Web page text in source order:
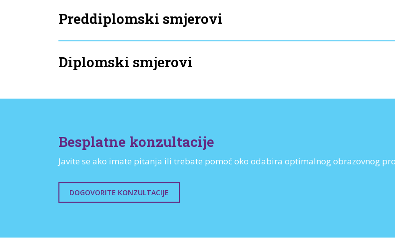
Preddiplomski smjerovi
Diplomski smjerovi
Besplatne konzultacije
Javite se ako imate pitanja ili trebate pomoć oko odabira optimalnog obrazovnog
DOGOVORITE KONZULTACIJE